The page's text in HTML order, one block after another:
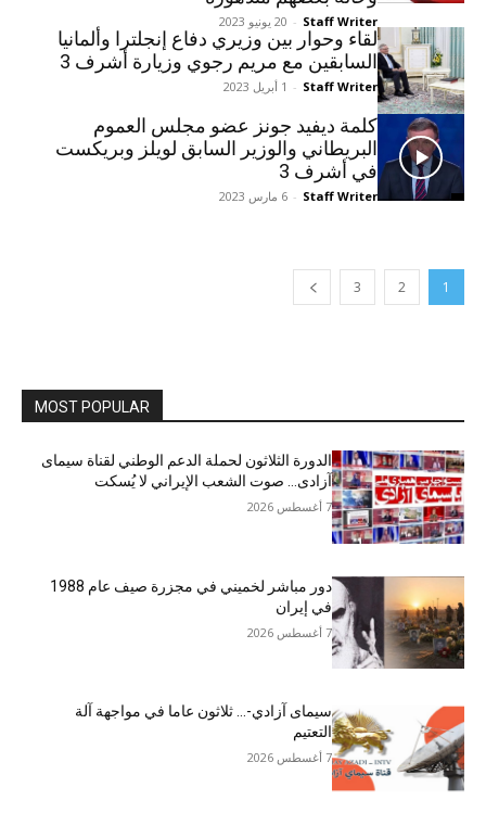
Staff Writer
- 20 يونيو 2023
لقاء وحوار بین وزيري دفاع إنجلترا وألمانيا
السابقين مع مريم رجوي وزيارة أشرف 3
Staff Writer
- 1 أبريل 2023
کلمة ديفيد جونز عضو مجلس العموم
البريطاني والوزير السابق لويلز وبريكست
في أشرف 3
Staff Writer
- 6 مارس 2023
1
2
3
MOST POPULAR
الدورة الثلاثون لحملة الدعم الوطني لقناة سیمای
آزادی… صوت الشعب الإيراني لا يُسكت
7 أغسطس 2026
دور مباشر لخميني في مجزرة صيف عام 1988
في إيران
7 أغسطس 2026
سيمای آزادي-… ثلاثون عاما في مواجهة آلة
التعتيم
7 أغسطس 2026